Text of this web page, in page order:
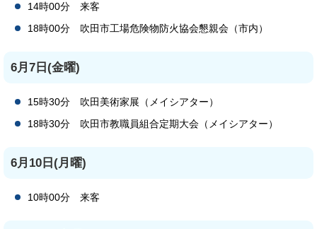
14時00分 来客
18時00分 吹田市工場危険物防火協会懇親会（市内）
6月7日(金曜)
15時30分 吹田美術家展（メイシアター）
18時30分 吹田市教職員組合定期大会（メイシアター）
6月10日(月曜)
10時00分 来客